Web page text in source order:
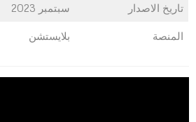
تاريخ الاصدار سبتمبر 2023
المنصة بلايستشن